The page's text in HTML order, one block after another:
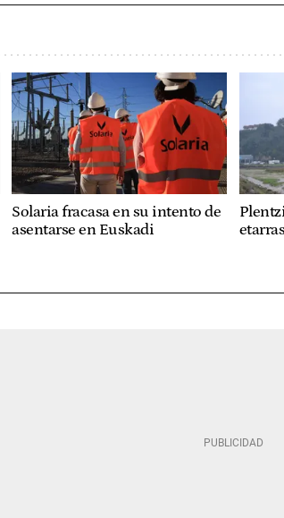
Solaria fracasa en su intento de
asentarse en Euskadi
etarras